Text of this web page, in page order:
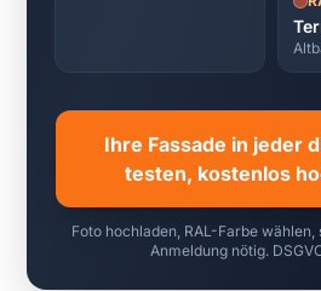
Ihre Fassade in jeder
testen, kostenlos
Foto hochladen, RAL-Farbe
Anmeldung nötig.